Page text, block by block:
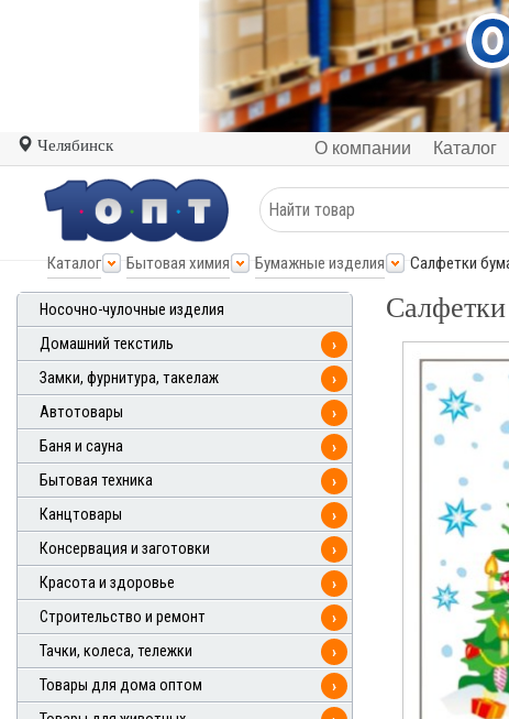
Челябинск О компании Каталог
Каталог Бытовая химия Бумажные изделия Салфетки
Носочно-чулочные изделия
Домашний текстиль
›
Замки, фурнитура, такелаж
›
Автотовары
›
Баня и сауна
›
Бытовая техника
›
Канцтовары
›
Консервация и заготовки
›
Красота и здоровье
›
Строительство и ремонт
›
Тачки, колеса, тележки
›
Товары для дома оптом
›